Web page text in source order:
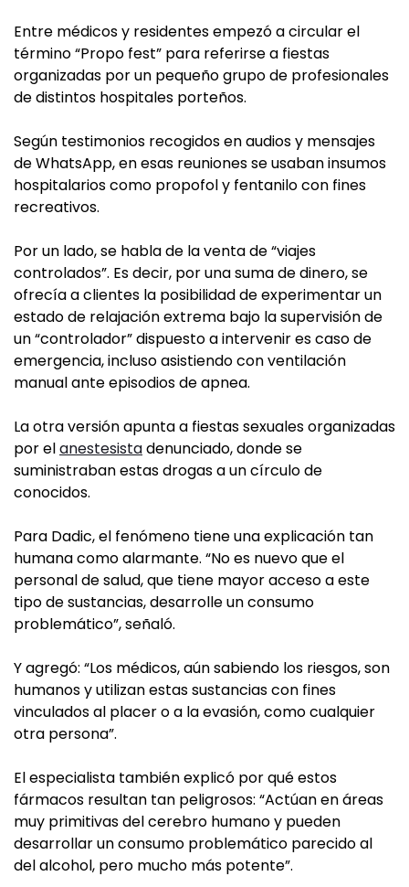
Entre médicos y residentes empezó a circular el
término “Propo fest” para referirse a fiestas
organizadas por un pequeño grupo de profesionales
de distintos hospitales porteños.
Según testimonios recogidos en audios y mensajes
de WhatsApp, en esas reuniones se usaban insumos
hospitalarios como propofol y fentanilo con fines
recreativos.
Por un lado, se habla de la venta de “viajes
controlados”. Es decir, por una suma de dinero, se
ofrecía a clientes la posibilidad de experimentar un
estado de relajación extrema bajo la supervisión de
un “controlador” dispuesto a intervenir es caso de
emergencia, incluso asistiendo con ventilación
manual ante episodios de apnea.
La otra versión apunta a fiestas sexuales organizadas
por elanestesistadenunciado, donde se
suministraban estas drogas a un círculo de
conocidos.
Para Dadic, el fenómeno tiene una explicación tan
humana como alarmante. “No es nuevo que el
personal de salud, que tiene mayor acceso a este
tipo de sustancias, desarrolle un consumo
problemático”, señaló.
Y agregó: “Los médicos, aún sabiendo los riesgos, son
humanos y utilizan estas sustancias con fines
vinculados al placer o a la evasión, como cualquier
otra persona”.
El especialista también explicó por qué estos
fármacos resultan tan peligrosos: “Actúan en áreas
muy primitivas del cerebro humano y pueden
desarrollar un consumo problemático parecido al
del alcohol, pero mucho más potente”.